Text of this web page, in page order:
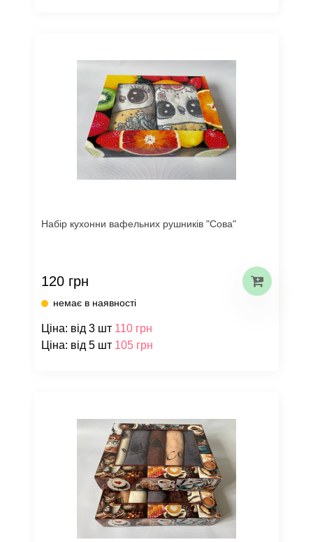
Набір кухонни вафельних рушників "Сова"
120 грн
немає в наявності
Ціна: від 3 шт 110 грн
Ціна: від 5 шт 105 грн